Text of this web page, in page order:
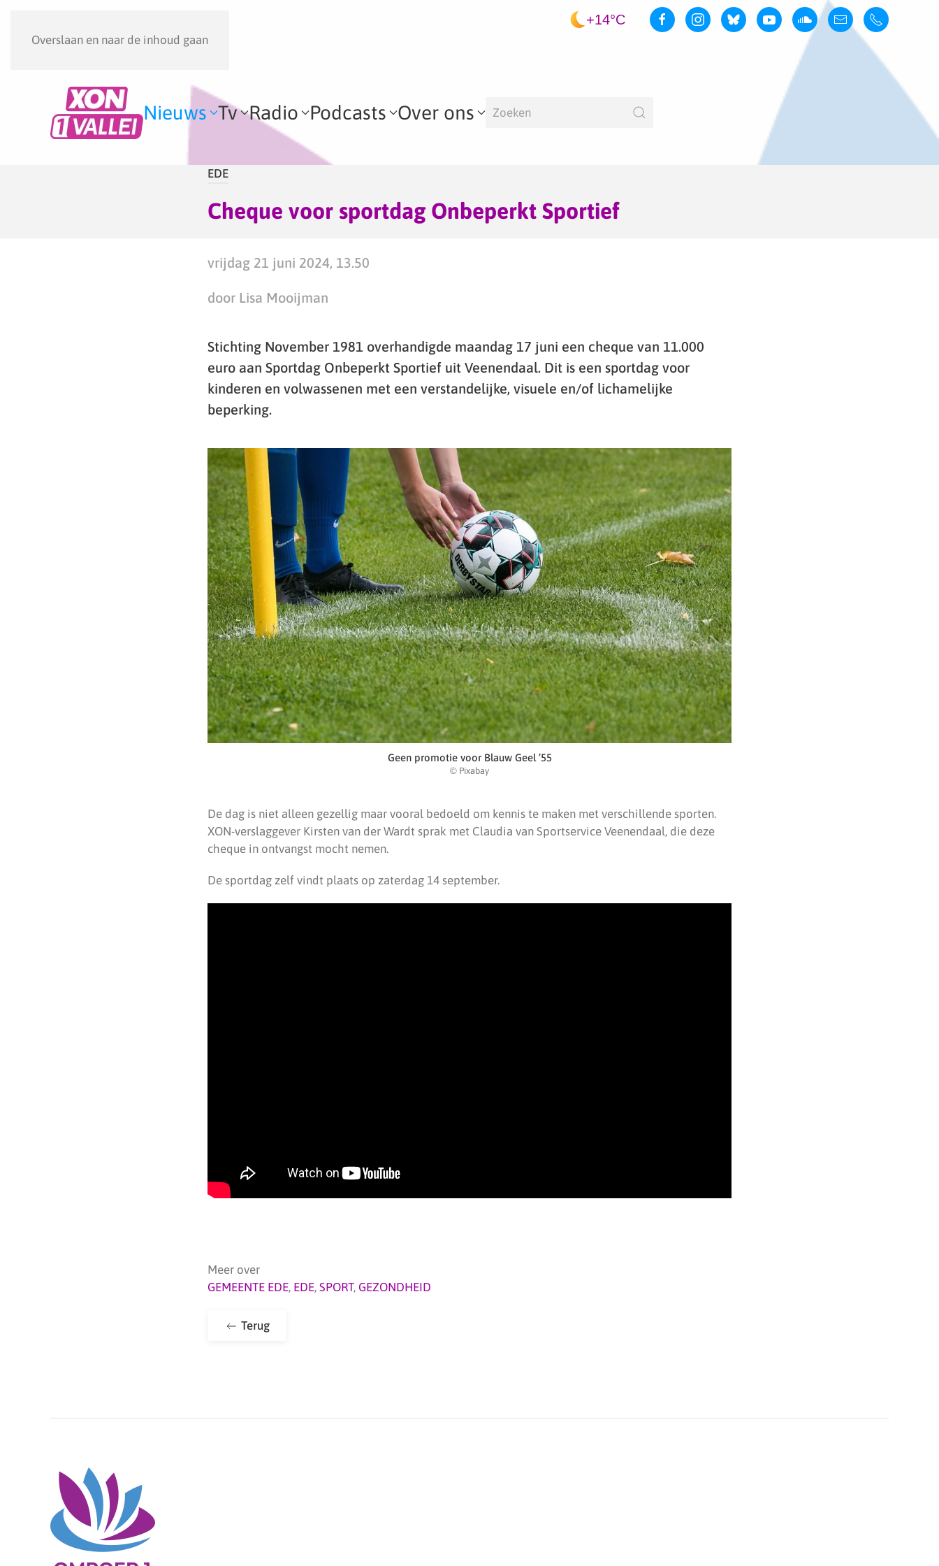
Overslaan en naar de inhoud gaan
+14°C
Nieuws Tv Radio Podcasts Over ons
EDE
Cheque voor sportdag Onbeperkt Sportief
vrijdag 21 juni 2024, 13.50
door Lisa Mooijman
Stichting November 1981 overhandigde maandag 17 juni een cheque van 11.000
euro aan Sportdag Onbeperkt Sportief uit Veenendaal. Dit is een sportdag voor
kinderen en volwassenen met een verstandelijke, visuele en/of lichamelijke
beperking.
Geen promotie voor Blauw Geel ’55
© Pixabay
De dag is niet alleen gezellig maar vooral bedoeld om kennis te maken met verschillende sporten.
XON-verslaggever Kirsten van der Wardt sprak met Claudia van Sportservice Veenendaal, die deze
cheque in ontvangst mocht nemen.
De sportdag zelf vindt plaats op zaterdag 14 september.
Meer over
GEMEENTE EDE, EDE, SPORT, GEZONDHEID
Terug